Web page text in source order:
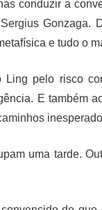
conduzir a
Gonzaga.
e tudo o
Ling pelo risco
E também
uma tarde.